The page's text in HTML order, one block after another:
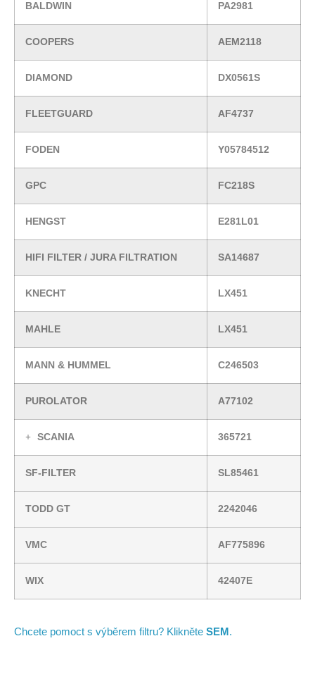
BALDWIN PA2981
COOPERS AEM2118
DIAMOND DX0561S
FLEETGUARD AF4737
FODEN Y05784512
GPC FC218S
HENGST E281L01
HIFI FILTER / JURA FILTRATION SA14687
KNECHT LX451
MAHLE LX451
MANN & HUMMEL C246503
PUROLATOR A77102
SCANIA 365721
SF-FILTER SL85461
TODD GT 2242046
VMC AF775896
WIX 42407E
Chcete pomoct s výběrem filtru? Klikněte SEM.